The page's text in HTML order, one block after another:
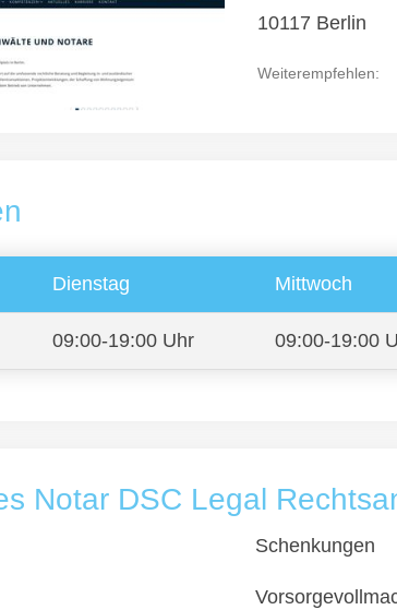
10117 Berlin
Weiterempfehlen:
Dienstag Mittwoch
09:00-19:00 Uhr 09:00-19:00
Notar DSC Legal
Schenkungen